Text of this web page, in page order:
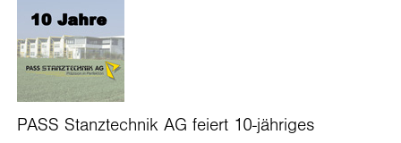
PASS Stanztechnik AG feiert 10-jähriges